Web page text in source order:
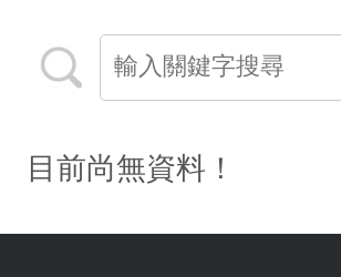
目前尚無資料！